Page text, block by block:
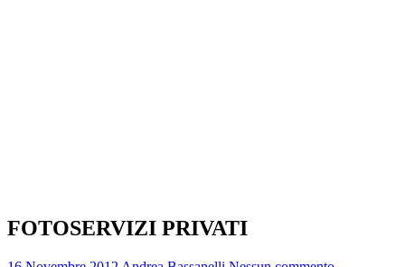
FOTOSERVIZI PRIVATI